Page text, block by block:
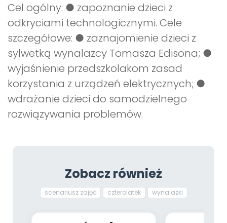
Cel ogólny: ● zapoznanie dzieci z
odkryciami technologicznymi. Cele
szczegółowe: ● zaznajomienie dzieci z
sylwetką wynalazcy Tomasza Edisona; ●
wyjaśnienie przedszkolakom zasad
korzystania z urządzeń elektrycznych; ●
wdrażanie dzieci do samodzielnego
rozwiązywania problemów.
Zobacz również
scenariusz zajęć czterolatek wynalazki